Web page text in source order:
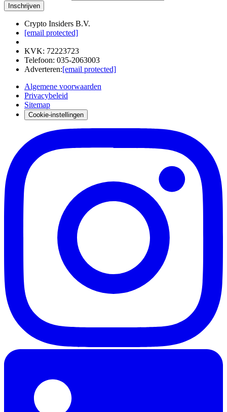
Inschrijven
Crypto Insiders B.V.
[email protected]
KVK: 72223723
Telefoon: 035-2063003
Adverteren:[email protected]
Algemene voorwaarden
Privacybeleid
Sitemap
Cookie-instellingen